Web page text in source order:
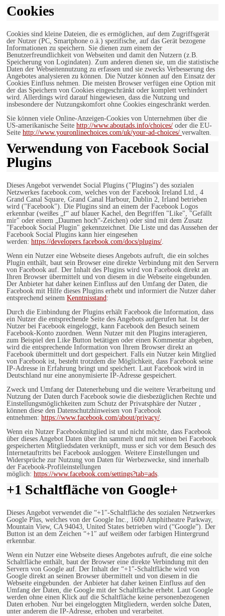
Cookies
Cookies sind kleine Dateien, die es ermöglichen, auf dem Zugriffsgerät
der Nutzer (PC, Smartphone o.ä.) spezifische, auf das Gerät bezogene
Informationen zu speichern. Sie dienen zum einem der
Benutzerfreundlichkeit von Webseiten und damit den Nutzern (z.B.
Speicherung von Logindaten). Zum anderen dienen sie, um die statistische
Daten der Webseitennutzung zu erfassen und sie zwecks Verbesserung des
Angebotes analysieren zu können. Die Nutzer können auf den Einsatz der
Cookies Einfluss nehmen. Die meisten Browser verfügen eine Option mit
der das Speichern von Cookies eingeschränkt oder komplett verhindert
wird. Allerdings wird darauf hingewiesen, dass die Nutzung und
insbesondere der Nutzungskomfort ohne Cookies eingeschränkt werden.
Sie können viele Online-Anzeigen-Cookies von Unternehmen über die
US-amerikanische Seite http://www.aboutads.info/choices/ oder die EU-
Seite http://www.youronlinechoices.com/uk/your-ad-choices/ verwalten.
Verwendung von Facebook Social
Plugins
Dieses Angebot verwendet Social Plugins ("Plugins") des sozialen
Netzwerkes facebook.com, welches von der Facebook Ireland Ltd., 4
Grand Canal Square, Grand Canal Harbour, Dublin 2, Irland betrieben
wird ("Facebook"). Die Plugins sind an einem der Facebook Logos
erkennbar (weißes „f“ auf blauer Kachel, den Begriffen "Like", "Gefällt
mir" oder einem „Daumen hoch“-Zeichen) oder sind mit dem Zusatz
"Facebook Social Plugin" gekennzeichnet. Die Liste und das Aussehen der
Facebook Social Plugins kann hier eingesehen
werden: https://developers.facebook.com/docs/plugins/.
Wenn ein Nutzer eine Webseite dieses Angebots aufruft, die ein solches
Plugin enthält, baut sein Browser eine direkte Verbindung mit den Servern
von Facebook auf. Der Inhalt des Plugins wird von Facebook direkt an
Ihren Browser übermittelt und von diesem in die Webseite eingebunden.
Der Anbieter hat daher keinen Einfluss auf den Umfang der Daten, die
Facebook mit Hilfe dieses Plugins erhebt und informiert die Nutzer daher
entsprechend seinem Kenntnisstand:
Durch die Einbindung der Plugins erhält Facebook die Information, dass
ein Nutzer die entsprechende Seite des Angebots aufgerufen hat. Ist der
Nutzer bei Facebook eingeloggt, kann Facebook den Besuch seinem
Facebook-Konto zuordnen. Wenn Nutzer mit den Plugins interagieren,
zum Beispiel den Like Button betätigen oder einen Kommentar abgeben,
wird die entsprechende Information von Ihrem Browser direkt an
Facebook übermittelt und dort gespeichert. Falls ein Nutzer kein Mitglied
von Facebook ist, besteht trotzdem die Möglichkeit, dass Facebook seine
IP-Adresse in Erfahrung bringt und speichert. Laut Facebook wird in
Deutschland nur eine anonymisierte IP-Adresse gespeichert.
Zweck und Umfang der Datenerhebung und die weitere Verarbeitung und
Nutzung der Daten durch Facebook sowie die diesbezüglichen Rechte und
Einstellungsmöglichkeiten zum Schutz der Privatsphäre der Nutzer ,
können diese den Datenschutzhinweisen von Facebook
entnehmen: https://www.facebook.com/about/privacy/.
Wenn ein Nutzer Facebookmitglied ist und nicht möchte, dass Facebook
über dieses Angebot Daten über ihn sammelt und mit seinen bei Facebook
gespeicherten Mitgliedsdaten verknüpft, muss er sich vor dem Besuch des
Internetauftritts bei Facebook ausloggen. Weitere Einstellungen und
Widersprüche zur Nutzung von Daten für Werbezwecke, sind innerhalb
der Facebook-Profileinstellungen
möglich: https://www.facebook.com/settings?tab=ads.
+1 Schaltfläche von Google+
Dieses Angebot verwendet die “+1″-Schaltfläche des sozialen Netzwerkes
Google Plus, welches von der Google Inc., 1600 Amphitheatre Parkway,
Mountain View, CA 94043, United States betrieben wird (“Google”). Der
Button ist an dem Zeichen “+1″ auf weißem oder farbigen Hintergrund
erkennbar.
Wenn ein Nutzer eine Webseite dieses Angebotes aufruft, die eine solche
Schaltfläche enthält, baut der Browser eine direkte Verbindung mit den
Servern von Google auf. Der Inhalt der “+1″-Schaltfläche wird von
Google direkt an seinen Browser übermittelt und von diesem in die
Webseite eingebunden. der Anbieter hat daher keinen Einfluss auf den
Umfang der Daten, die Google mit der Schaltfläche erhebt. Laut Google
werden ohne einen Klick auf die Schaltfläche keine personenbezogenen
Daten erhoben. Nur bei eingeloggten Mitgliedern, werden solche Daten,
unter anderem die IP-Adresse, erhoben und verarbeitet.